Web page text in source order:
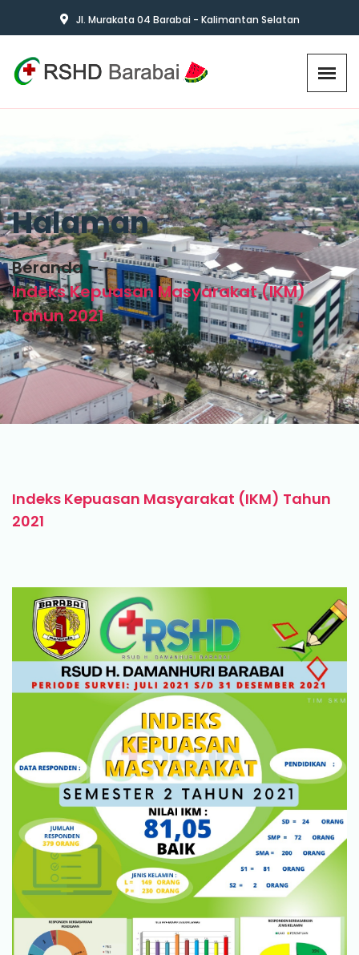
Jl. Murakata 04 Barabai - Kalimantan Selatan
Halaman
Beranda
Indeks Kepuasan Masyarakat (IKM)
Tahun 2021
Indeks Kepuasan Masyarakat (IKM) Tahun
2021